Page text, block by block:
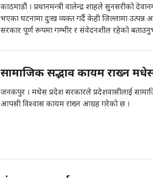
काठमाडौं । प्रधानमन्त्री वालेन्द्र शाहले सुनसरीको
भएका घटनामा दुःख व्यक्त गर्दै केही जिल्लामा उत्पन्न
सरकार पूर्ण रूपमा गम्भीर र संवेदनशील रहेको
सामाजिक सद्भाव कायम राख्न
जनकपुर । मधेस प्रदेश सरकारले प्रदेशवासीलाई
आपसी विश्वास कायम राख्न आग्रह गरेको छ ।